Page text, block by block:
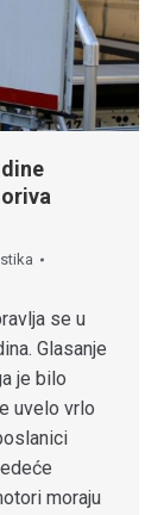
se u
Glasanje
je bilo
uvelo vrlo
moraju